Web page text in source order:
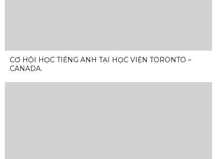
CƠ HỘI HỌC TIẾNG ANH TẠI HỌC VIỆN TORONTO –
CANADA.